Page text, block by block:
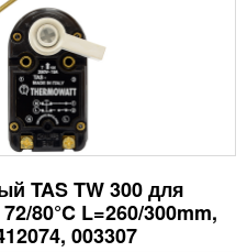
TAS TW 300 для
80°C L=260/300mm,
003307